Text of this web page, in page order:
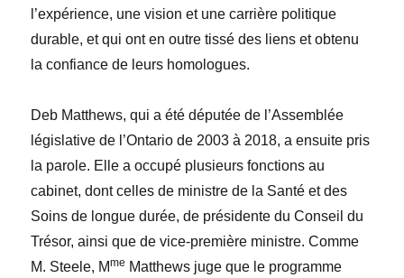
l’expérience, une vision et une carrière politique
durable, et qui ont en outre tissé des liens et obtenu
la confiance de leurs homologues.
Deb Matthews, qui a été députée de l’Assemblée
législative de l’Ontario de 2003 à 2018, a ensuite pris
la parole. Elle a occupé plusieurs fonctions au
cabinet, dont celles de ministre de la Santé et des
Soins de longue durée, de présidente du Conseil du
Trésor, ainsi que de vice-première ministre. Comme
M. Steele, Mme Matthews juge que le programme